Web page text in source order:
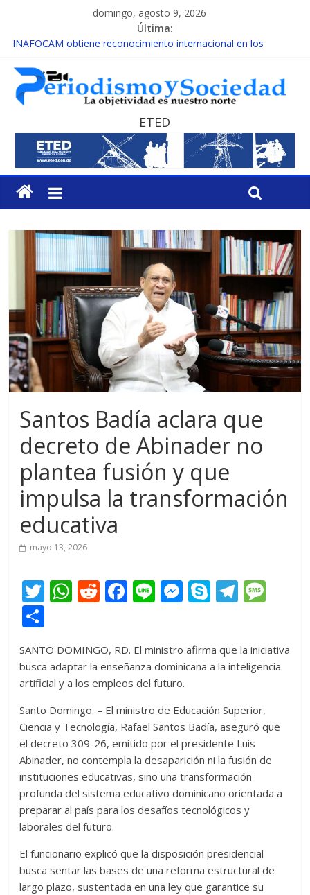
domingo, agosto 9, 2026
Última:
INAFOCAM obtiene reconocimiento internacional en los
15 de febrero de cada año es Día Nacional de la lucha contra el
cáncer infantil
EL ENFOQUE UNILATERAL DE LA COALICIÓN
MESCyT y Universidad Albizu apoyarán rehabilitación de
reclusos
MESCyT presenta calendario de Consulta Nacional por la
Educación
ETED
Santos Badía aclara que
decreto de Abinader no
plantea fusión y que
impulsa la transformación
educativa
mayo 13, 2026
T
er
W
s
A
p
p
R
di
t
F
b
o
o
k
Li M
e
n
g
er
S
p
e
T
gr
a
m
a
g
m
p
ar
ti
r
SANTO DOMINGO, RD. El ministro afirma que la iniciativa
busca adaptar la enseñanza dominicana a la inteligencia
artificial y a los empleos del futuro.
Santo Domingo. – El ministro de Educación Superior,
Ciencia y Tecnología, Rafael Santos Badía, aseguró que
el decreto 309-26, emitido por el presidente Luis
Abinader, no contempla la desaparición ni la fusión de
instituciones educativas, sino una transformación
profunda del sistema educativo dominicano orientada a
preparar al país para los desafíos tecnológicos y
laborales del futuro.
El funcionario explicó que la disposición presidencial
busca sentar las bases de una reforma estructural de
largo plazo, sustentada en una ley que garantice su